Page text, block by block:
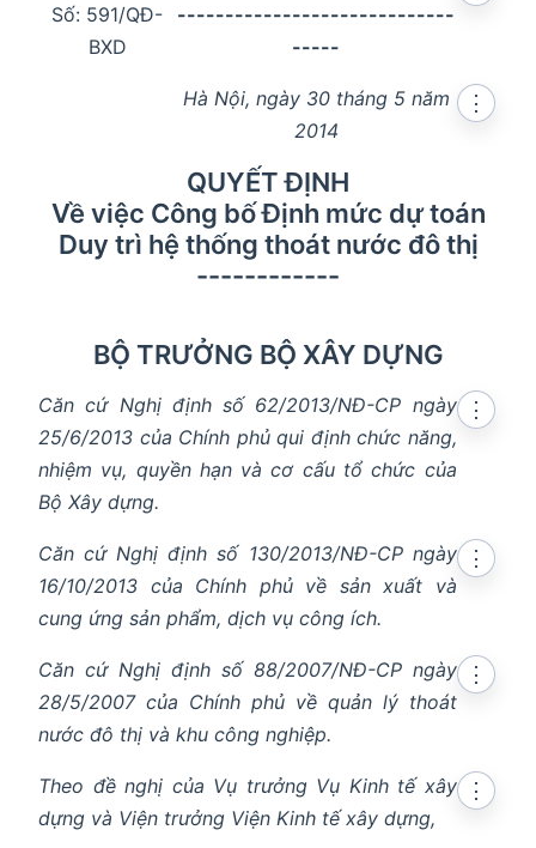
Số: 591/QĐ-
BXD
-----------------------------
-----
Hà Nội, ngày 30 tháng 5 năm
2014
⋮
QUYẾT ĐỊNH
Về việc Công bố Định mức dự toán
Duy trì hệ thống thoát nước đô thị
------------
BỘ TRƯỞNG BỘ XÂY DỰNG
Căn cứ Nghị định số 62/2013/NĐ-CP ngày
25/6/2013 của Chính phủ qui định chức năng,
nhiệm vụ, quyền hạn và cơ cấu tổ chức của
Bộ Xây dựng.
⋮
Căn cứ Nghị định số 130/2013/NĐ-CP ngày
16/10/2013 của Chính phủ về sản xuất và
cung ứng sản phẩm, dịch vụ công ích.
⋮
Căn cứ Nghị định số 88/2007/NĐ-CP ngày
28/5/2007 của Chính phủ về quản lý thoát
nước đô thị và khu công nghiệp.
⋮
Theo đề nghị của Vụ trưởng Vụ Kinh tế xây
dựng và Viện trưởng Viện Kinh tế xây dựng,
⋮